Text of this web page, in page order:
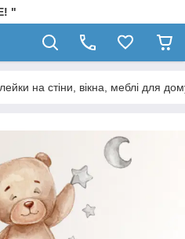
"
на стіни, вікна, меблі для